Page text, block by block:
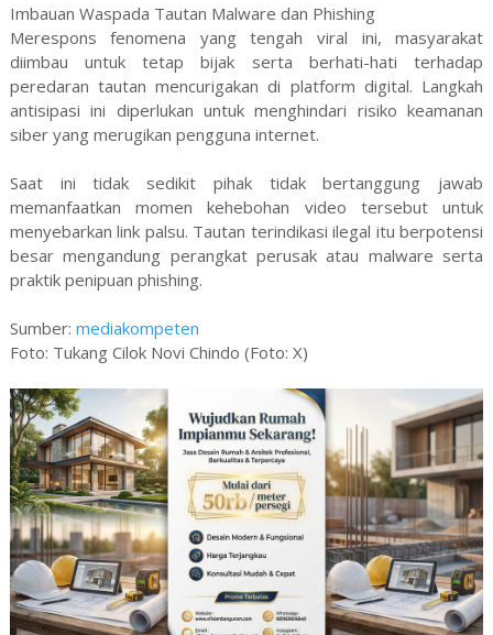
Imbauan Waspada Tautan Malware dan Phishing
Merespons fenomena yang tengah viral ini, masyarakat
diimbau untuk tetap bijak serta berhati-hati terhadap
peredaran tautan mencurigakan di platform digital. Langkah
antisipasi ini diperlukan untuk menghindari risiko keamanan
siber yang merugikan pengguna internet.
Saat ini tidak sedikit pihak tidak bertanggung jawab
memanfaatkan momen kehebohan video tersebut untuk
menyebarkan link palsu. Tautan terindikasi ilegal itu berpotensi
besar mengandung perangkat perusak atau malware serta
praktik penipuan phishing.
Sumber: mediakompeten
Foto: Tukang Cilok Novi Chindo (Foto: X)